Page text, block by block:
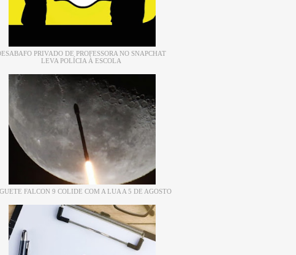
PRIVADO DE PROFESSORA NO SNAPCHAT
LEVA POLÍCIA À ESCOLA
FALCON 9 COLIDE COM A LUA A 5 DE AGOSTO